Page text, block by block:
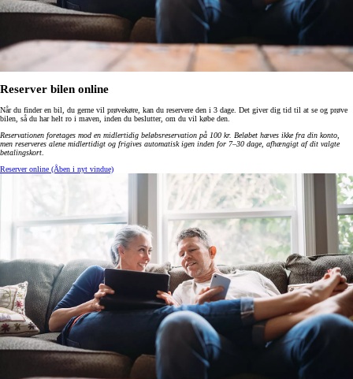
Reserver bilen online
Når du finder en bil, du gerne vil prøvekøre, kan du reservere den i 3 dage. Det giver dig tid til at se og prøve
bilen, så du har helt ro i maven, inden du beslutter, om du vil købe den.
Reservationen foretages mod en midlertidig beløbsreservation på 100 kr. Beløbet hæves ikke fra din konto,
men reserveres alene midlertidigt og frigives automatisk igen inden for 7–30 dage, afhængigt af dit valgte
betalingskort.
Reserver online (Åben i nyt vindue)